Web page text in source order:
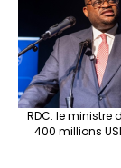
RDC: le ministre
400 millions